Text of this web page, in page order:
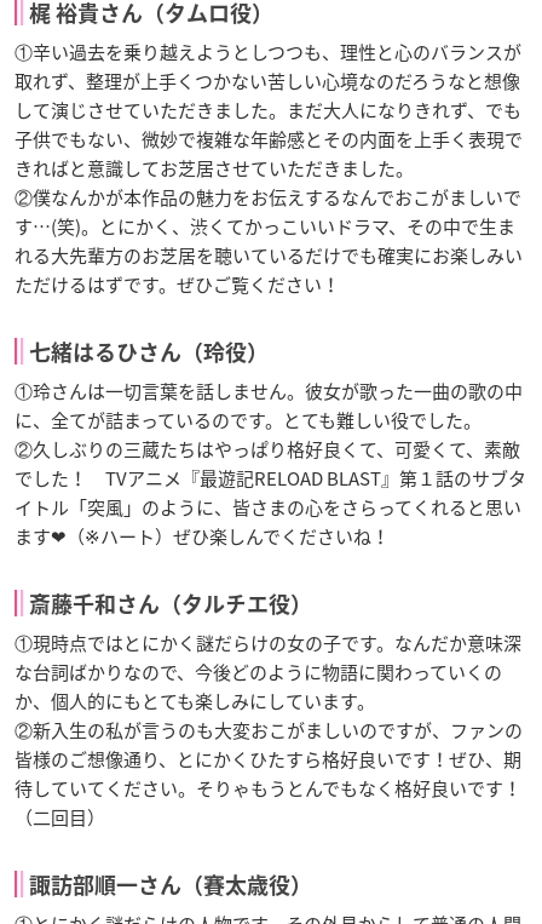
梶 裕貴さん（タムロ役）
①辛い過去を乗り越えようとしつつも、理性と心のバランスが
取れず、整理が上手くつかない苦しい心境なのだろうなと想像
して演じさせていただきました。まだ大人になりきれず、でも
子供でもない、微妙で複雑な年齢感とその内面を上手く表現で
きればと意識してお芝居させていただきました。
②僕なんかが本作品の魅力をお伝えするなんでおこがましいで
す…(笑)。とにかく、渋くてかっこいいドラマ、その中で生ま
れる大先輩方のお芝居を聴いているだけでも確実にお楽しみい
ただけるはずです。ぜひご覧ください！
七緒はるひさん（玲役）
①玲さんは一切言葉を話しません。彼女が歌った一曲の歌の中
に、全てが詰まっているのです。とても難しい役でした。
②久しぶりの三蔵たちはやっぱり格好良くて、可愛くて、素敵
でした！ TVアニメ『最遊記RELOAD BLAST』第１話のサブタ
イトル「突風」のように、皆さまの心をさらってくれると思い
ます❤（※ハート）ぜひ楽しんでくださいね！
斎藤千和さん（タルチエ役）
①現時点ではとにかく謎だらけの女の子です。なんだか意味深
な台詞ばかりなので、今後どのように物語に関わっていくの
か、個人的にもとても楽しみにしています。
②新入生の私が言うのも大変おこがましいのですが、ファンの
皆様のご想像通り、とにかくひたすら格好良いです！ぜひ、期
待していてください。そりゃもうとんでもなく格好良いです！
（二回目）
諏訪部順一さん（賽太歳役）